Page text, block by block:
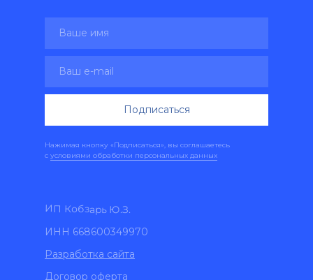
ИП Кобзарь Ю.З.
ИНН 668600349970
Разработка сайта
Договор оферта
Нажимая кнопку «Подписаться», вы соглашаетесь
с условиями обработки персональных данных
Подписаться